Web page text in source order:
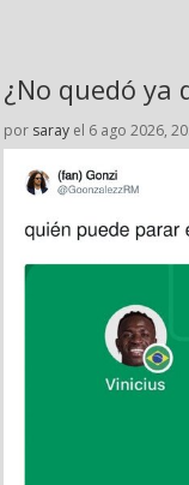
¿No quedó ya
por saray el 6 ago 2026,